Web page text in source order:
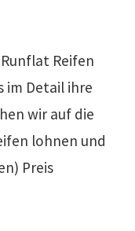
Reifen
im Detail ihre
wir auf die
lohnen und
Preis